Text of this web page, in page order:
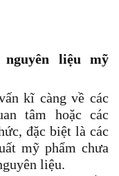
nguyên liệu mỹ
kĩ càng về các
tâm hoặc các
đặc biệt là các
mỹ phẩm chưa
liệu.